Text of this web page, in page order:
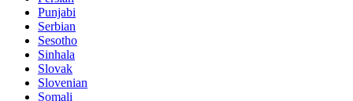
Punjabi
Serbian
Sesotho
Sinhala
Slovak
Slovenian
Somali